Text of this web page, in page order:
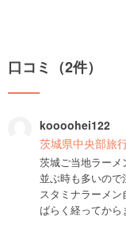
口コミ（2件）
koooohei122
茨城県中央部旅
茨城ご当地ラーメ
並ぶ時も多いので
スタミナラーメ
ばらく経ってから